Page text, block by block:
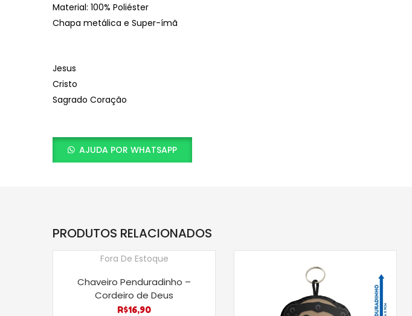
Material: 100% Poliéster
Chapa metálica e Super-ímã
Jesus
Cristo
Sagrado Coração
AJUDA POR WHATSAPP
PRODUTOS RELACIONADOS
Fora De Estoque
Chaveiro Penduradinho –
Cordeiro de Deus
R$16,90